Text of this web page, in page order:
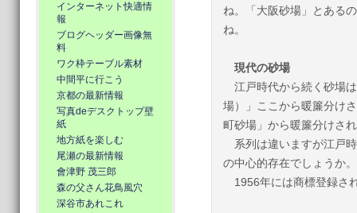
インターネット快適情
報
ブログヘッダー画像無
料
ワク枠テーブル素材
中間平に行こう
京都の最新情報
写真deデスクトップ壁
紙
地方紙を楽しむ
尾瀬の最新情報
會津野 茂三郎
森の父さん花鳥風穴
深谷市あれこれ
ね。「大阪砂場」とある
ね。
現代の砂場
江戸時代から続く砂場
場）」ここから暖簾分け
町砂場」から暖簾分けさ
系列は違いますが江戸
の中心的存在でしょうか。
1956年には商標登録さ